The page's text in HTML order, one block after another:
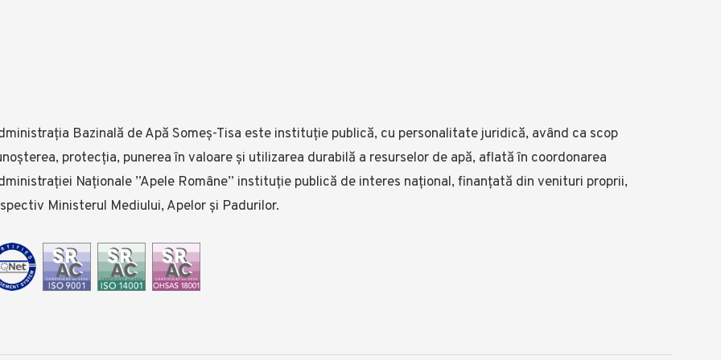
Bazinală de Apă Someş-Tisa este instituţie publică, cu personalitate juridică, având ca scop
protecţia, punerea în valoare şi utilizarea durabilă a resurselor de apă, aflată în coordonarea
Naționale ”Apele Române” instituție publică de interes național, finanţată din venituri proprii,
Ministerul Mediului, Apelor și Padurilor.